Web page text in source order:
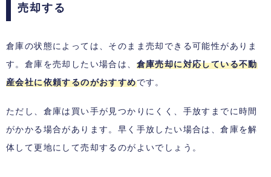
売却する
倉庫の状態によっては、そのまま売却できる可能性がありま
す。倉庫を売却したい場合は、 倉庫売却に対応している不動
産会社に依頼するのがおすすめです。
ただし、倉庫は買い手が見つかりにくく、手放すまでに時間
がかかる場合があります。早く手放したい場合は、倉庫を解
体して更地にして売却するのがよいでしょう。